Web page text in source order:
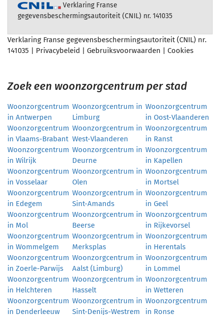
Verklaring Franse
gegevensbeschermingsautoriteit (CNIL) nr. 141035
Verklaring Franse gegevensbeschermingsautoriteit (CNIL) nr.
141035 | Privacybeleid | Gebruiksvoorwaarden | Cookies
Zoek een woonzorgcentrum per stad
Woonzorgcentrum
in Antwerpen
Woonzorgcentrum in
Limburg
Woonzorgcentrum
in Oost-Vlaanderen
Woonzorgcentrum
in Vlaams-Brabant
Woonzorgcentrum in
West-Vlaanderen
Woonzorgcentrum
in Ranst
Woonzorgcentrum
in Wilrijk
Woonzorgcentrum in
Deurne
Woonzorgcentrum
in Kapellen
Woonzorgcentrum
in Vosselaar
Woonzorgcentrum in
Olen
Woonzorgcentrum
in Mortsel
Woonzorgcentrum
in Edegem
Woonzorgcentrum in
Sint-Amands
Woonzorgcentrum
in Geel
Woonzorgcentrum
in Mol
Woonzorgcentrum in
Beerse
Woonzorgcentrum
in Rijkevorsel
Woonzorgcentrum
in Wommelgem
Woonzorgcentrum in
Merksplas
Woonzorgcentrum
in Herentals
Woonzorgcentrum
in Zoerle-Parwijs
Woonzorgcentrum in
Aalst (Limburg)
Woonzorgcentrum
in Lommel
Woonzorgcentrum
in Helchteren
Woonzorgcentrum in
Hasselt
Woonzorgcentrum
in Wetteren
Woonzorgcentrum
in Denderleeuw
Woonzorgcentrum in
Sint-Denijs-Westrem
Woonzorgcentrum
in Ronse